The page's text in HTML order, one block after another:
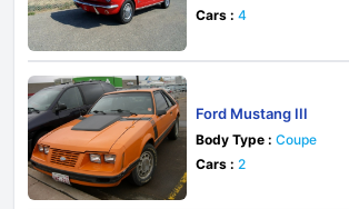
Cars : 4
Ford Mustang III
Body Type : Coupe
Cars : 2